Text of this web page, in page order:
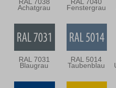
Achatgrau Fenstergrau
RAL 7031
Blaugrau
RAL 5014
Taubenblau